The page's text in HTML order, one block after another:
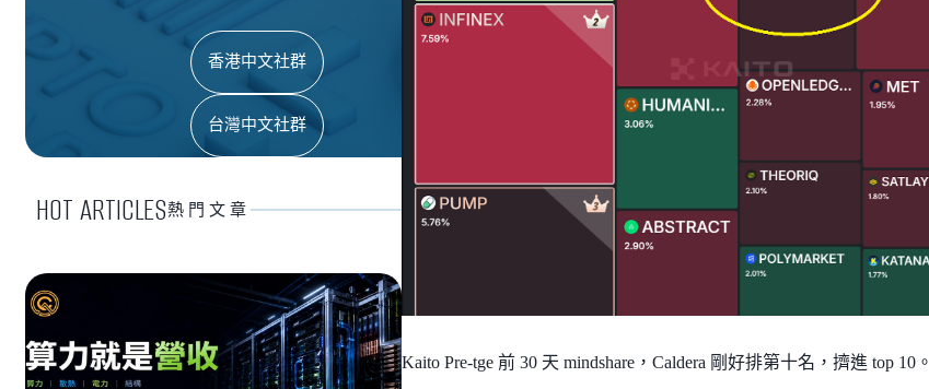
香港中文社群
台灣中文社群
HOT ARTICLES熱門文章
Kaito Pre-tge 前 30 天 mindshare，Caldera 剛好排第十名，擠進 top 10。